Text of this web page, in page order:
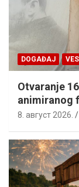
DOGAĐAJ
Otvaranje
animiranog
8. август 2026.